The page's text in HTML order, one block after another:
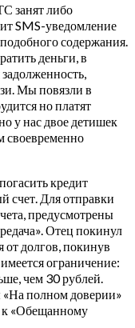
занят либо
SMS-уведомление
содержания.
деньги, в
Мы повязли в
но платят
у нас двое детишек
своевременно
кредит
счет. Для отправки
предусмотрены
Отец покинул
от долгов, покинув
ограничение:
чем 30 рублей.
полном доверии»
к «Обещанному